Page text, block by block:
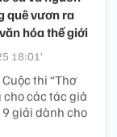
quê vươn ra
hóa thế giới
18:01’
thi “Thơ
các tác giả
giải dành cho